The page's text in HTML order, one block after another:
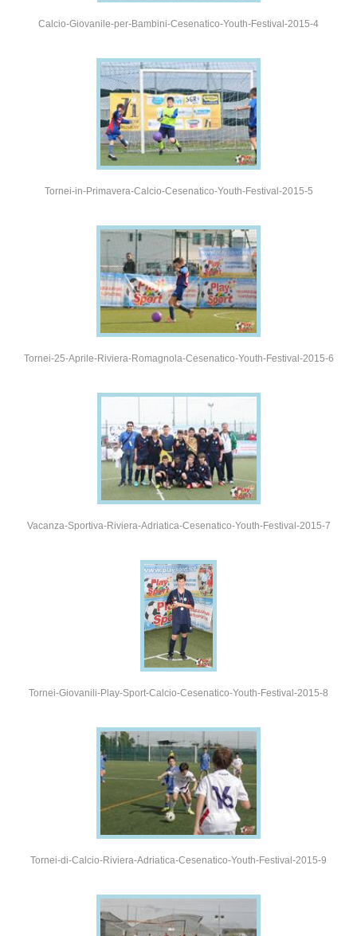
Calcio-Giovanile-per-Bambini-Cesenatico-Youth-Festival-2015-4
Tornei-in-Primavera-Calcio-Cesenatico-Youth-Festival-2015-5
Tornei-25-Aprile-Riviera-Romagnola-Cesenatico-Youth-Festival-2015-6
Vacanza-Sportiva-Riviera-Adriatica-Cesenatico-Youth-Festival-2015-7
Tornei-Giovanili-Play-Sport-Calcio-Cesenatico-Youth-Festival-2015-8
Tornei-di-Calcio-Riviera-Adriatica-Cesenatico-Youth-Festival-2015-9